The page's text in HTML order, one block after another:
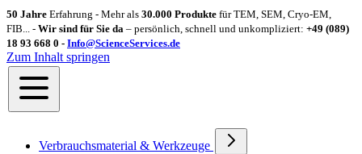
50 Jahre Erfahrung - Mehr als 30.000 Produkte für TEM, SEM, Cryo-EM,
FIB... - Wir sind für Sie da – persönlich, schnell und unkompliziert: +49 (089)
18 93 668 0 - Info@ScienceServices.de
Zum Inhalt springen
Verbrauchsmaterial & Werkzeuge